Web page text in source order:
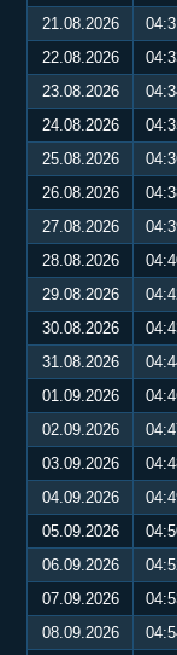
21.08.2026
22.08.2026
23.08.2026
24.08.2026
25.08.2026
26.08.2026
27.08.2026
28.08.2026
29.08.2026
30.08.2026
31.08.2026
01.09.2026
02.09.2026
03.09.2026
04.09.2026
05.09.2026
06.09.2026
07.09.2026
08.09.2026